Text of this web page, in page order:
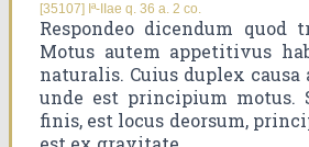
[35107] Iª-IIae q. 36 a. 2 co.
Respondeo dicendum
Motus autem appetitivus
naturalis. Cuius duplex
unde est principium motus.
finis, est locus deorsum,